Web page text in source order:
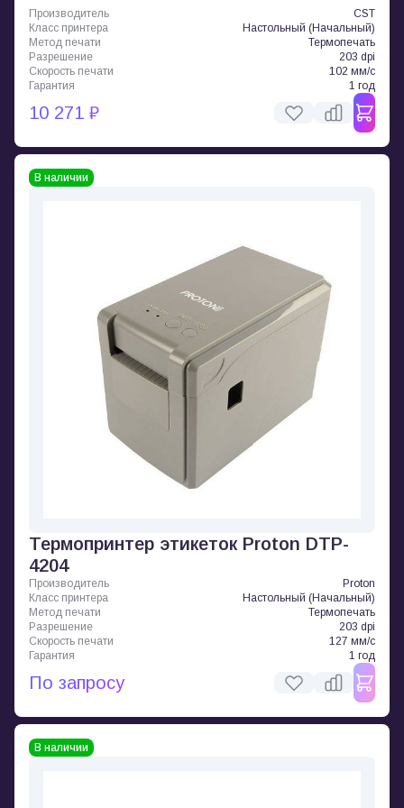
Производитель
CST
Класс принтера
Настольный (Начальный)
Метод печати
Термопечать
Разрешение
203 dpi
Скорость печати
102 мм/с
Гарантия
1 год
10 271 ₽
В наличии
Термопринтер этикеток Proton DTP-
4204
Производитель
Proton
Класс принтера
Настольный (Начальный)
Метод печати
Термопечать
Разрешение
203 dpi
Скорость печати
127 мм/с
Гарантия
1 год
По запросу
В наличии